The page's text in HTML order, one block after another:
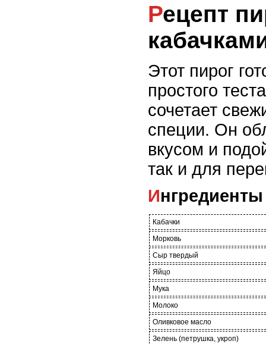
Рецепт пирога с
Этот пирог
простого
сочетает
специи. Он
вкусом и
так и для
Ингредиенты
Кабачки
Морковь
Сыр твердый
Яйцо
Мука
Молоко
Оливковое масло
Зелень (петрушка, укроп)